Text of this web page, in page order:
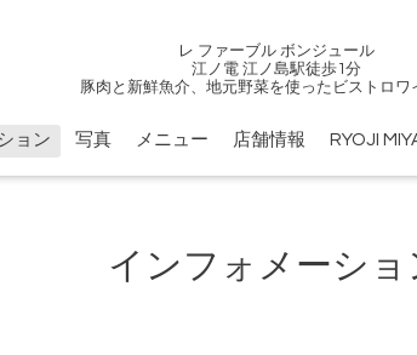
レ ファーブル ボンジュール
江ノ電 江ノ島駅徒歩1分
豚肉と新鮮魚介、地元野菜を使ったビストロワ
ョン 写真 メニュー 店舗情報 RYOJI
インフォメーショ